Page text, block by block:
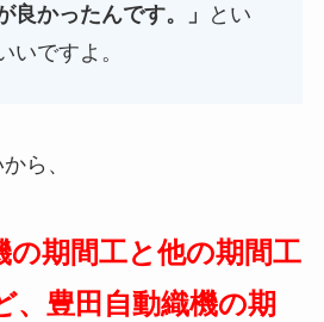
良かったんです。」
とい
いですよ。
ら、
の期間工と他の期間工
、豊田自動織機の期